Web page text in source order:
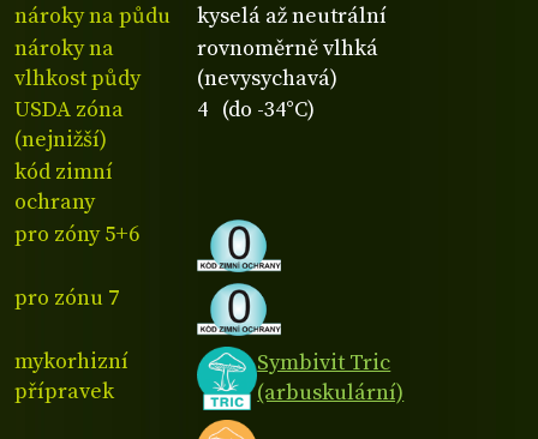
nároky na půdu
kyselá až neutrální
nároky na
vlhkost půdy
rovnoměrně vlhká
(nevysychavá)
USDA zóna
(nejnižší)
4 (do -34°C)
kód zimní
ochrany
pro zóny 5+6
pro zónu 7
mykorhizní
přípravek
Symbivit Tric
(arbuskulární)